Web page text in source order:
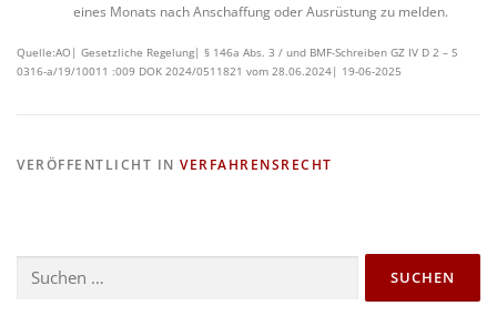
eines Monats nach Anschaffung oder Ausrüstung zu melden.
Quelle:AO| Gesetzliche Regelung| § 146a Abs. 3 / und BMF-Schreiben GZ IV D 2 – S
0316-a/19/10011 :009 DOK 2024/0511821 vom 28.06.2024| 19-06-2025
VERÖFFENTLICHT IN VERFAHRENSRECHT